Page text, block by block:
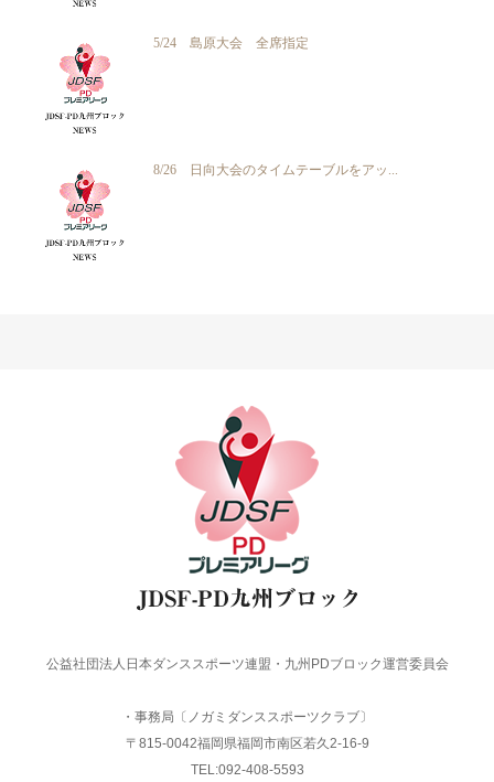
5/24 島原大会 全席指定
8/26 日向大会のタイムテーブルをアッ...
公益社団法人日本ダンススポーツ連盟・九州PDブロック運営委員会
・事務局〔ノガミダンススポーツクラブ〕
〒815-0042福岡県福岡市南区若久2-16-9
TEL:092-408-5593